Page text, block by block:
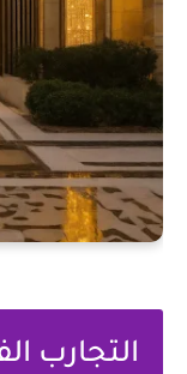
التجارب